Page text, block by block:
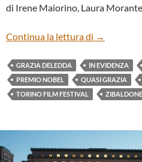
di Irene Maiorino, Laura
Continua la lettura di “QUASI
→
GRAZIA DELEDDA IN EVIDENZA
PREMIO NOBEL
QUASI GRAZIA
TORINO FILM FESTIVAL
ZIBALDONE